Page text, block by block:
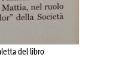
del libro